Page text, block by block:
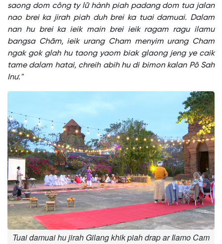
saong dom công ty lữ hành piah padang dom tua jalan
nao brei ka jirah piah duh brei ka tuai damuai. Dalam
nan hu brei ka ieik main brei ieik ragam ragu ilamu
bangsa Chăm, ieik urang Cham menyim urang Cham
ngak gok glah hu taong yaom biak glaong jeng ye caik
tame dalam hatai, chreih abih hu di bimon kalan Pô Sah
Inư."
Tuai damuai hu jirah Gilang khik piah drap ar Ilamo Cam